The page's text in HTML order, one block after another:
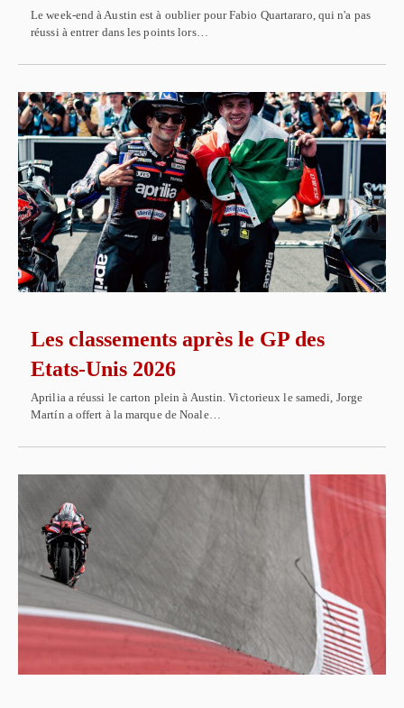
Le week-end à Austin est à oublier pour Fabio Quartararo, qui n'a pas
réussi à entrer dans les points lors…
Les classements après le GP des
Etats-Unis 2026
Aprilia a réussi le carton plein à Austin. Victorieux le samedi, Jorge
Martín a offert à la marque de Noale…